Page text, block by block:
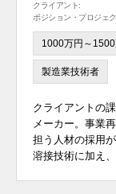
クライアント:
ポジション・プロジェ
1000万円～1500
製造業技術者
クライアントの
メーカー。事業
担う人材の採用
溶接技術に加え